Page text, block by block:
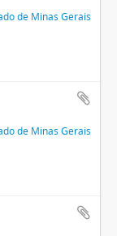
de Minas Gerais
de Minas Gerais